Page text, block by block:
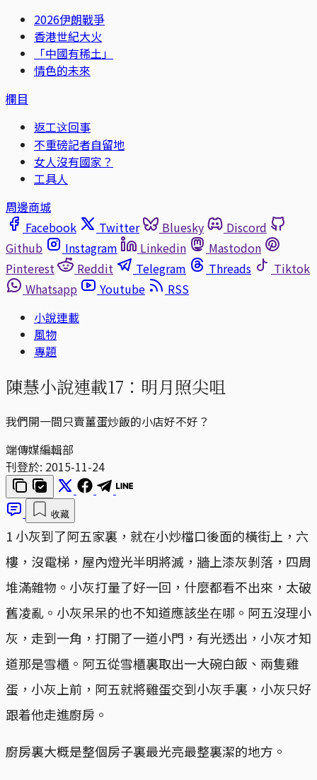
2026伊朗戰爭
香港世紀大火
「中國有稀土」
情色的未來
欄目
返工这回事
不重磅記者自留地
女人沒有國家？
工具人
周邊商城
Facebook
Twitter Bluesky
Discord
Github
Instagram Linkedin
Mastodon
Pinterest
Reddit Telegram Threads
Tiktok
Whatsapp
Youtube
RSS
小說連載
風物
專題
陳慧小說連載17：明月照尖咀
我們開一間只賣薑蛋炒飯的小店好不好？
端傳媒編輯部
刊登於: 2015-11-24
收藏
1 小灰到了阿五家裏，就在小炒檔口後面的橫街上，六
樓，沒電梯，屋內燈光半明將滅，牆上漆灰剝落，四周
堆滿雜物。小灰打量了好一回，什麼都看不出來，太破
舊凌亂。小灰呆呆的也不知道應該坐在哪。阿五沒理小
灰，走到一角，打開了一道小門，有光透出，小灰才知
道那是雪櫃。阿五從雪櫃裏取出一大碗白飯、兩隻雞
蛋，小灰上前，阿五就將雞蛋交到小灰手裏，小灰只好
跟着他走進廚房。
廚房裏大概是整個房子裏最光亮最整裏潔的地方。